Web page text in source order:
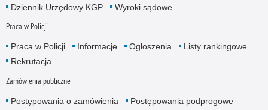
Dziennik Urzędowy KGP Wyroki sądowe
Praca w Policji
Praca w Policji Informacje Ogłoszenia
Listy rankingowe
Rekrutacja
Zamówienia publiczne
Postępowania o zamówienia
Postępowania podprogowe